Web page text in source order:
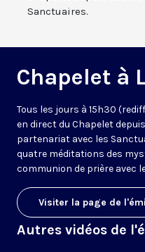
Sanctuaires.
Chapelet à
Tous les jours à 15h30
en direct du Chapelet
partenariat avec les
quatre méditations des
communion de prière avec
Visiter la page de
Autres vidéos de